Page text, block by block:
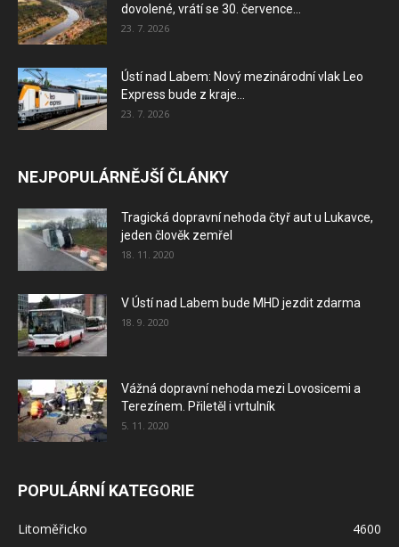
dovolené, vrátí se 30. července...
23. 7. 2026
Ústí nad Labem: Nový mezinárodní vlak Leo
Express bude z kraje...
23. 7. 2026
NEJPOPULÁRNĚJŠÍ ČLÁNKY
Tragická dopravní nehoda čtyř aut u Lukavce,
jeden člověk zemřel
18. 11. 2020
V Ústí nad Labem bude MHD jezdit zdarma
18. 9. 2020
Vážná dopravní nehoda mezi Lovosicemi a
Terezínem. Přiletěl i vrtulník
5. 11. 2020
POPULÁRNÍ KATEGORIE
Litoměřicko
4600